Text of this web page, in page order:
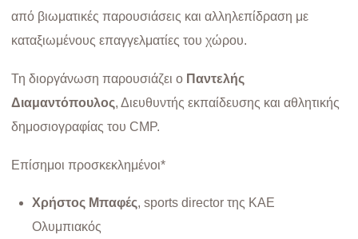
από βιωματικές παρουσιάσεις και αλληλεπίδραση με
καταξιωμένους επαγγελματίες του χώρου.
Τη διοργάνωση παρουσιάζει ο Παντελής
Διαμαντόπουλος, Διευθυντής εκπαίδευσης και αθλητικής
δημοσιογραφίας του CMP.
Επίσημοι προσκεκλημένοι*
Χρήστος Μπαφές, sports director της ΚΑΕ
Ολυμπιακός